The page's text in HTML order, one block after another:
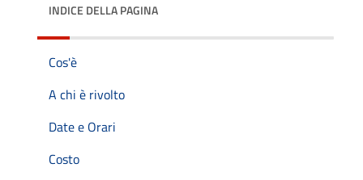
INDICE DELLA PAGINA
Cos'è
A chi è rivolto
Date e Orari
Costo